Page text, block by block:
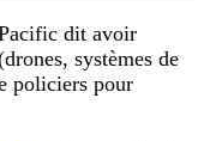
dit avoir
systèmes de
policiers pour